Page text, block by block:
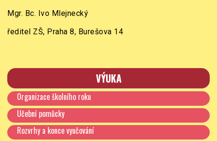
Mgr. Bc. Ivo Mlejnecký
ředitel ZŠ, Praha 8, Burešova 14
VÝUKA
Organizace školního roku
Učební pomůcky
Rozvrhy a konce vyučování